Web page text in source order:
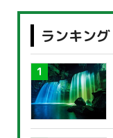
ランキング